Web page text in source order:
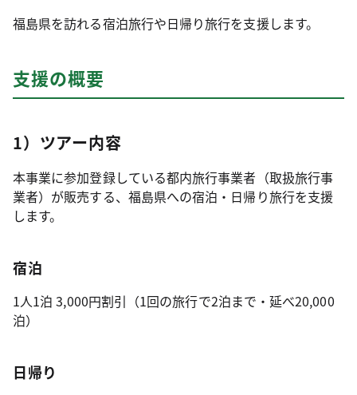
福島県を訪れる宿泊旅行や日帰り旅行を支援します。
支援の概要
1）ツアー内容
本事業に参加登録している都内旅行事業者（取扱旅行事
業者）が販売する、福島県への宿泊・日帰り旅行を支援
します。
宿泊
1人1泊 3,000円割引（1回の旅行で2泊まで・延べ20,000
泊）
日帰り